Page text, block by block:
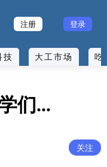
注册 登录
技 大工市场 吃
们...
关注